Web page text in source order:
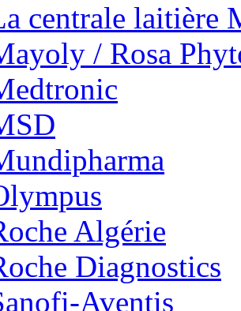
centrale laitière
/ Rosa
Algérie
Diagnostics
Aventis